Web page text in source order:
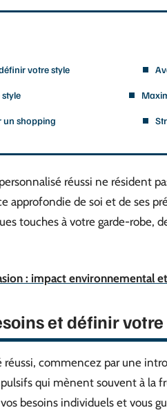
votre style
un shopping
réussi ne résident
approfondie de soi et de ses
touches à votre garde-robe,
: impact environnemental
et définir
réussi, commencez par une
qui mènent souvent à la
besoins individuels et vous